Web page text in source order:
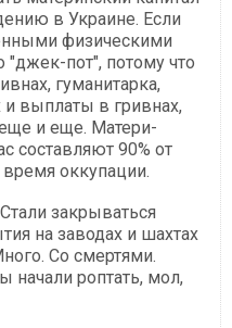
в Украине. Если
физическими
пот", потому что
гуманитарка,
выплаты в гривнах,
и еще. Матери-
составляют 90% от
оккупации.
закрываться
на заводах и шахтах
Со смертями.
роптать, мол,